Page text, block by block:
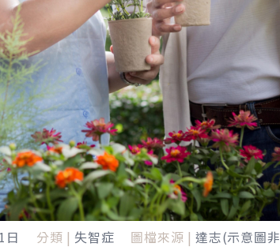
日 分類 | 失智症 圖檔來源 | 達志(示意圖